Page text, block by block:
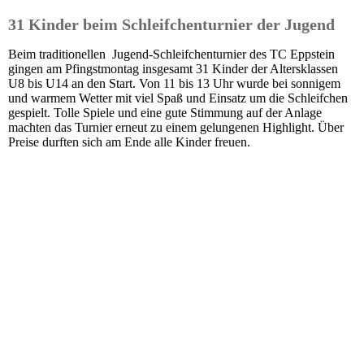
31 Kinder beim Schleifchenturnier der Jugend
Beim traditionellen Jugend-Schleifchenturnier des TC Eppstein
gingen am Pfingstmontag insgesamt 31 Kinder der Altersklassen
U8 bis U14 an den Start. Von 11 bis 13 Uhr wurde bei sonnigem
und warmem Wetter mit viel Spaß und Einsatz um die Schleifchen
gespielt. Tolle Spiele und eine gute Stimmung auf der Anlage
machten das Turnier erneut zu einem gelungenen Highlight. Über
Preise durften sich am Ende alle Kinder freuen.